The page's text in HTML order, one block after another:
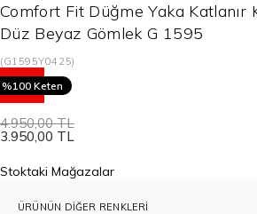
Comfort Fit Düğme Yaka Katlanır
Düz Beyaz Gömlek G 1595
(G1595Y0425)
20
4.950,00 TL
3.950,00 TL
%100 Keten
Stoktaki Mağazalar
ÜRÜNÜN DIĞER RENKLERI